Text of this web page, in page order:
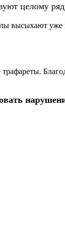
целому
высыхают уже